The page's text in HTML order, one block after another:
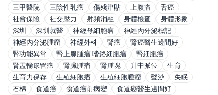
三甲醫院
三陰性乳癌 傷殘津貼 上腹痛
舌癌
社會保險
社交壓力 射頻消融 身體檢查
身體形象
深圳
深圳就醫 神經母細胞瘤
神經內分泌標記
神經內分泌腫瘤
神經外科 腎癌
腎癌醫生邊間好
腎功能異常
腎上腺腫瘤 嗜鉻細胞瘤
腎細胞癌
腎盂輸尿管癌
腎臟腫瘤 腎腫塊 升中派位
生育
生育力保存
生殖細胞瘤 生殖細胞腫瘤 聲沙
失眠
石棉
食道癌 食道癌前病變
食道癌醫生邊間好